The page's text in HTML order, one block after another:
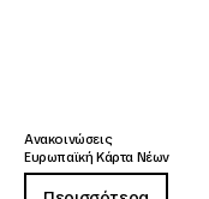
Ανακοινώσεις
Ευρωπαϊκή Κάρτα Νέων